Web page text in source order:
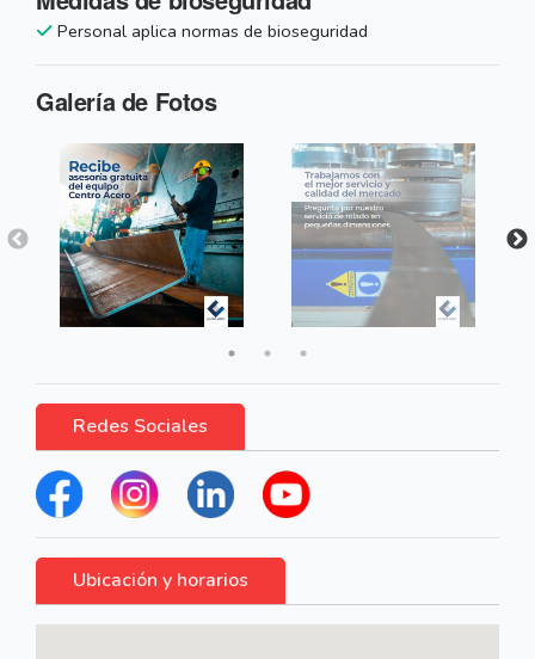
Personal aplica normas de bioseguridad
Galería de Fotos
Redes Sociales
Ubicación y horarios